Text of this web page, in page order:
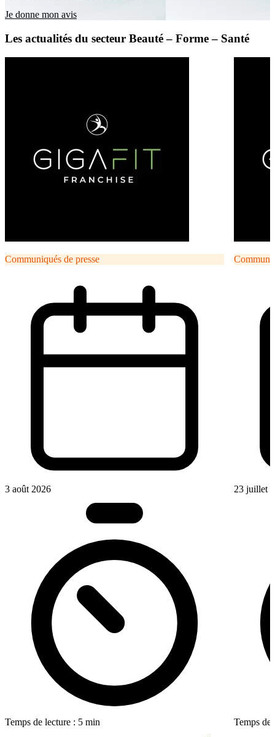
Je donne mon avis
Les actualités du secteur Beauté – Forme – Santé
Communiqués de presse
3 août 2026
Temps de lecture : 5 min
23 juillet
Temps de